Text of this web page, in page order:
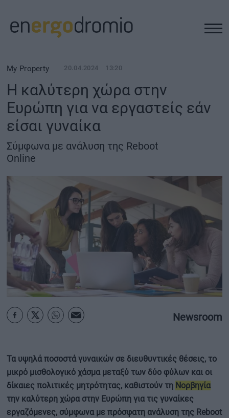
ΥΠΟΔΟΜΕΣ
REAL ESTATE
ΠΕΡΙΒΑΛΛΟΝ
ΕΝΕΡΓΕΙΑ
ΜΕΤΑΦΟΡΕΣ - ΗΛΕΚΤΡΟΚΙΝΗΣΗ
ΨΗΦΙΑΚΟΣ ΚΟΣΜΟΣ
ΟΙΚΟΝΟΜΙΑ - ΕΠΙΧΕΙΡΗΣΕΙΣ
MY PROPERTY
ΚΑΡΑΜΠΟΛΕΣ
ΟΡΟΙ ΧΡΗΣΗΣ
ΕΠΙΚΟΙΝΩΝΙΑ
ΤΑΥΤΟΤΗΤΑ
My Property 20.04.2024 13:20
H καλύτερη χώρα στην
Ευρώπη για να εργαστείς εάν
είσαι γυναίκα
Σύμφωνα με ανάλυση της Reboot
Online
Newsroom
Τα υψηλά ποσοστά γυναικών σε διευθυντικές θέσεις, το
μικρό μισθολογικό χάσμα μεταξύ των δύο φύλων και οι
δίκαιες πολιτικές μητρότητας, καθιστούν τη Νορβηγία
την καλύτερη χώρα στην Ευρώπη για τις γυναίκες
εργαζόμενες, σύμφωνα με πρόσφατη ανάλυση της Reboot